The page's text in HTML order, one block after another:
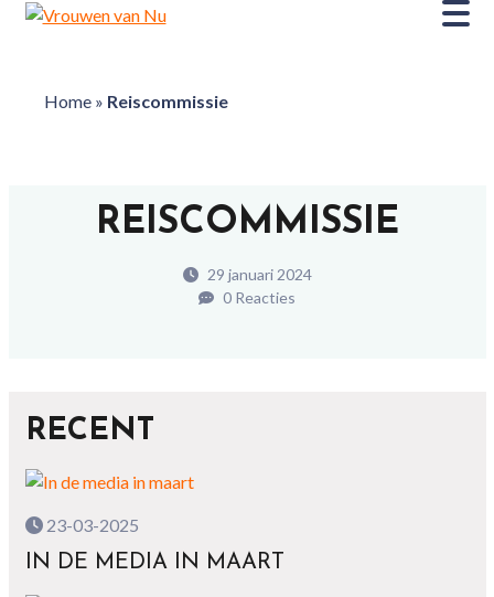
Home» Reiscommissie
REISCOMMISSIE
29 januari 2024
0 Reacties
RECENT
23-03-2025
IN DE MEDIA IN MAART